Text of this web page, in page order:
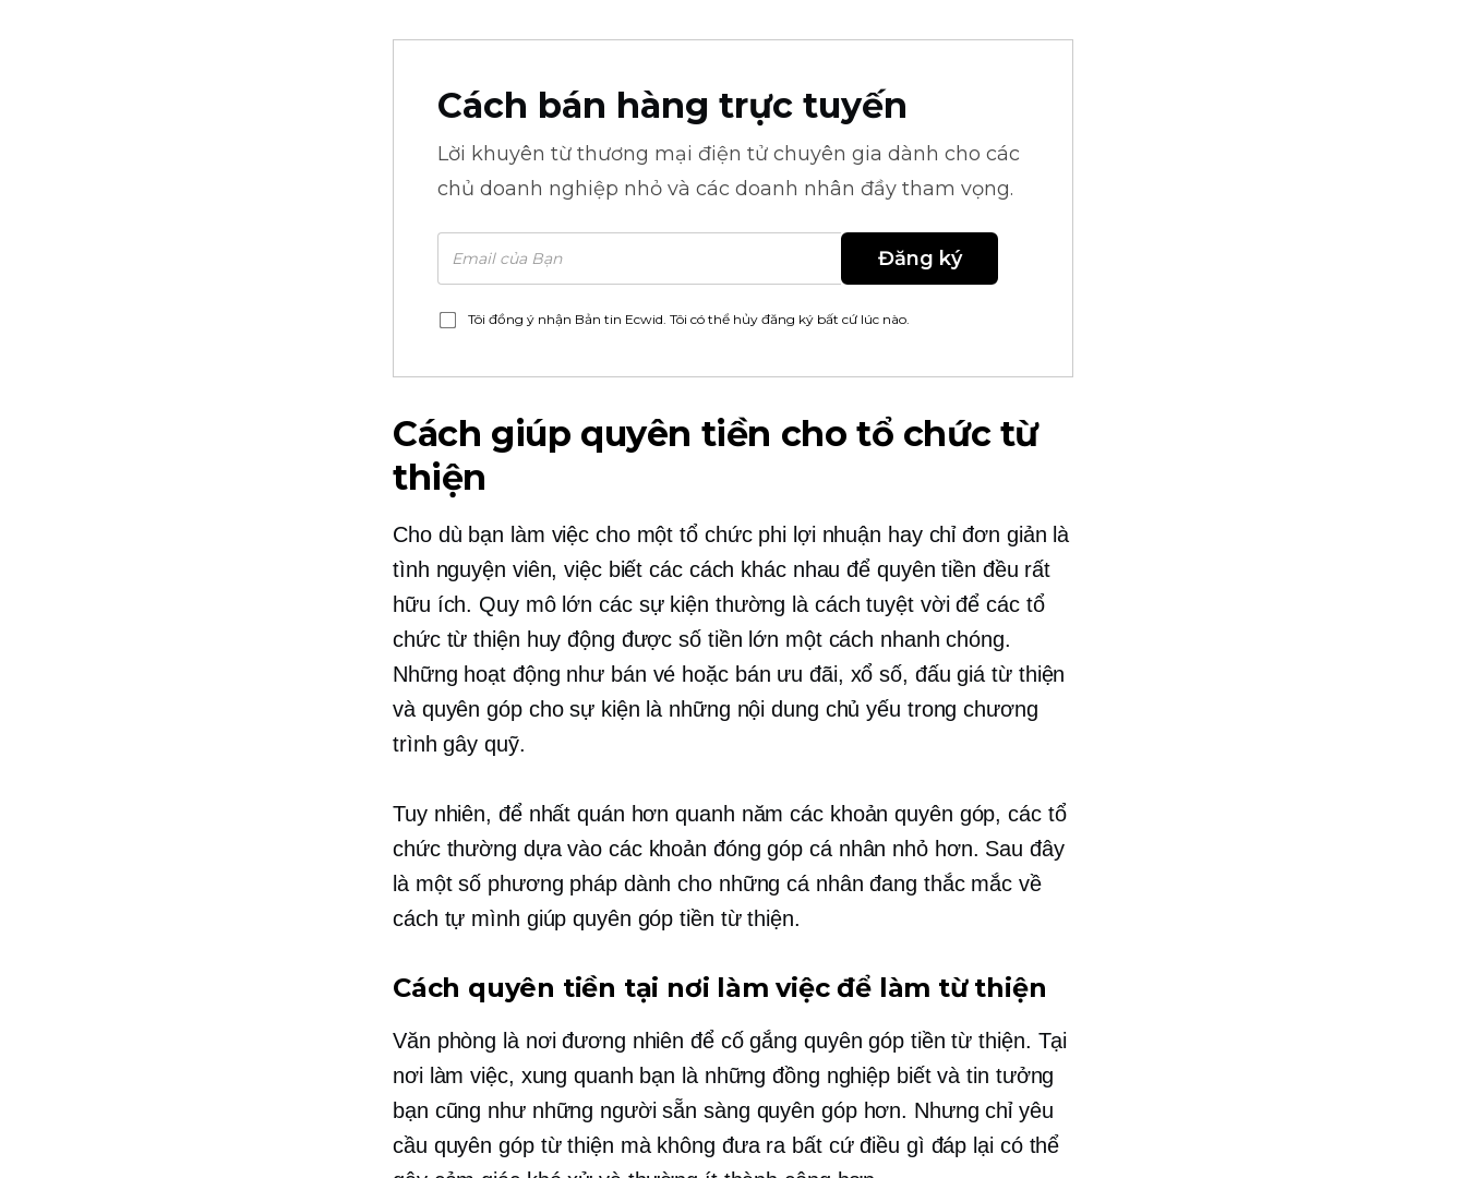
Cách bán hàng trực tuyến
Lời khuyên từ thương mại điện tử chuyên gia dành cho các
chủ doanh nghiệp nhỏ và các doanh nhân đầy tham vọng.
Đăng ký
Tôi đồng ý nhận Bản tin Ecwid. Tôi có thể hủy đăng ký bất cứ lúc nào.
Cách giúp quyên tiền cho tổ chức từ
thiện
Cho dù bạn làm việc cho một tổ chức phi lợi nhuận hay chỉ đơn giản là
tình nguyện viên, việc biết các cách khác nhau để quyên tiền đều rất
hữu ích. Quy mô lớn các sự kiện thường là cách tuyệt vời để các tổ
chức từ thiện huy động được số tiền lớn một cách nhanh chóng.
Những hoạt động như bán vé hoặc bán ưu đãi, xổ số, đấu giá từ thiện
và quyên góp cho sự kiện là những nội dung chủ yếu trong chương
trình gây quỹ.
Tuy nhiên, để nhất quán hơnquanh năm các khoản quyên góp, các tổ
chức thường dựa vào các khoản đóng góp cá nhân nhỏ hơn. Sau đây
là một số phương pháp dành cho những cá nhân đang thắc mắc về
cách tự mình giúp quyên góp tiền từ thiện.
Cách quyên tiền tại nơi làm việc để làm từ thiện
Văn phòng là nơi đương nhiên để cố gắng quyên góp tiền từ thiện. Tại
nơi làm việc, xung quanh bạn là những đồng nghiệp biết và tin tưởng
bạn cũng như những người sẵn sàng quyên góp hơn. Nhưng chỉ yêu
cầu quyên góp từ thiện mà không đưa ra bất cứ điều gì đáp lại có thể